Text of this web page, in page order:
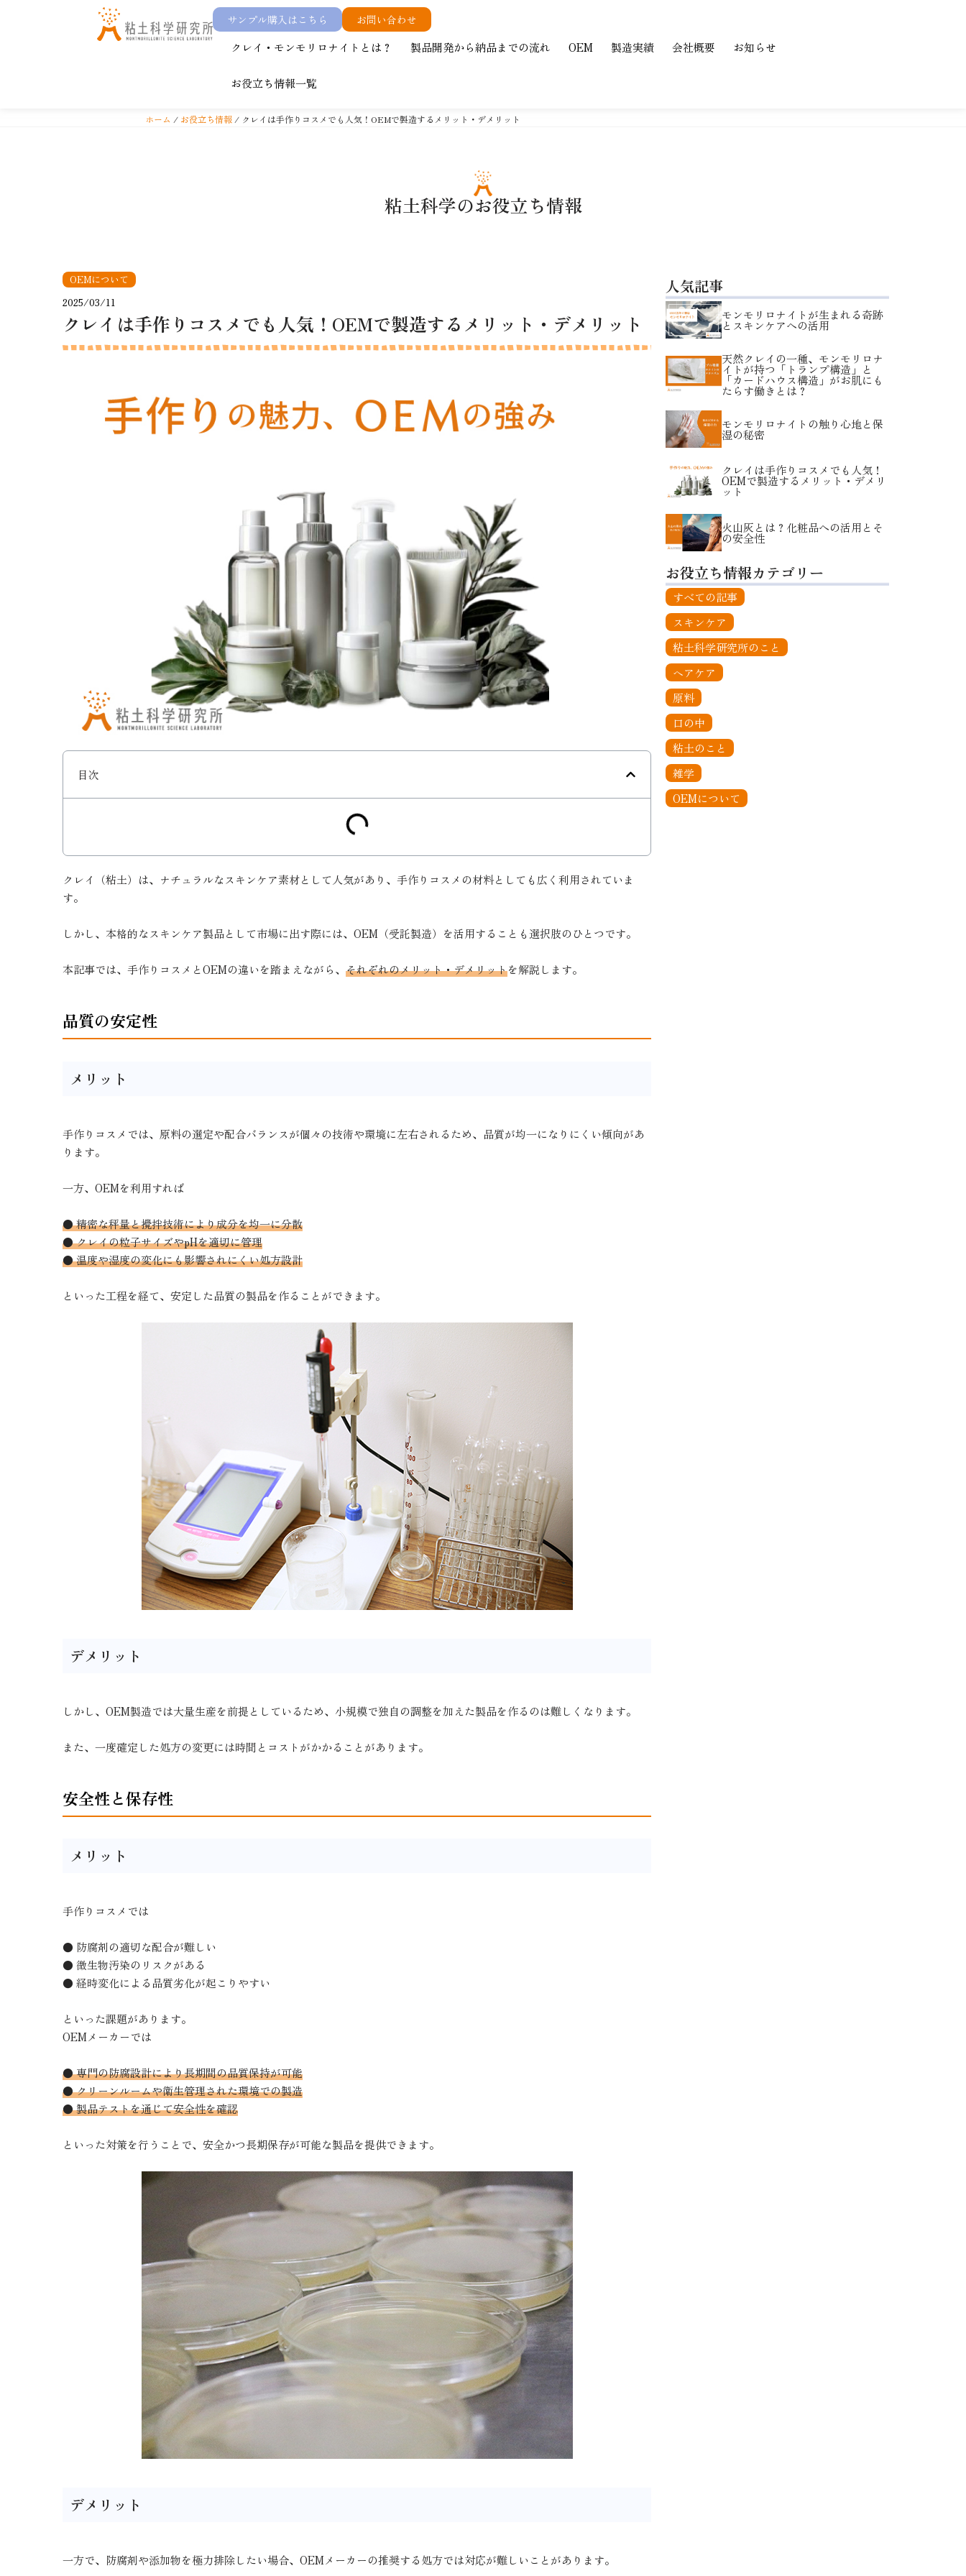
サンプル購入はこちら お問い合わせ
クレイ・モンモリロナイトとは？ 製品開発から納品までの流れ OEM 製造実績 会社概要 お知らせ
お役立ち情報一覧
ホーム / お役立ち情報/ クレイは手作りコスメでも人気！OEMで製造するメリット・デメリット
粘土科学のお役立ち情報
OEMについて
2025/03/11
クレイは手作りコスメでも人気！OEMで製造するメリット・デメリット
目次
クレイ（粘土）は、ナチュラルなスキンケア素材として人気があり、手作りコスメの材料としても広く利用されていま
す。
しかし、本格的なスキンケア製品として市場に出す際には、OEM（受託製造）を活用することも選択肢のひとつです。
本記事では、手作りコスメとOEMの違いを踏まえながら、 それぞれのメリット・デメリットを解説します。
品質の安定性
メリット
手作りコスメでは、原料の選定や配合バランスが個々の技術や環境に左右されるため、品質が均一になりにくい傾向があ
ります。
一方、OEMを利用すれば
● 精密な秤量と攪拌技術により成分を均一に分散
● クレイの粒子サイズやpHを適切に管理
● 温度や湿度の変化にも影響されにくい処方設計
といった工程を経て、安定した品質の製品を作ることができます。
デメリット
しかし、OEM製造では大量生産を前提としているため、小規模で独自の調整を加えた製品を作るのは難しくなります。
また、一度確定した処方の変更には時間とコストがかかることがあります。
安全性と保存性
メリット
手作りコスメでは
● 防腐剤の適切な配合が難しい
● 微生物汚染のリスクがある
● 経時変化による品質劣化が起こりやすい
といった課題があります。
OEMメーカーでは
● 専門の防腐設計により長期間の品質保持が可能
● クリーンルームや衛生管理された環境での製造
● 製品テストを通じて安全性を確認
といった対策を行うことで、安全かつ長期保存が可能な製品を提供できます。
デメリット
一方で、防腐剤や添加物を極力排除したい場合、OEMメーカーの推奨する処方では対応が難しいことがあります。
人気記事
モンモリロナイトが生まれる奇跡
とスキンケアへの活用
天然クレイの一種、モンモリロナ
イトが持つ「トランプ構造」と
「カードハウス構造」がお肌にも
たらす働きとは？
モンモリロナイトの触り心地と保
湿の秘密
クレイは手作りコスメでも人気！
OEMで製造するメリット・デメリ
ット
火山灰とは？化粧品への活用とそ
の安全性
お役立ち情報カテゴリー
すべての記事
スキンケア
粘土科学研究所のこと
ヘアケア
原料
口の中
粘土のこと
雑学
OEMについて